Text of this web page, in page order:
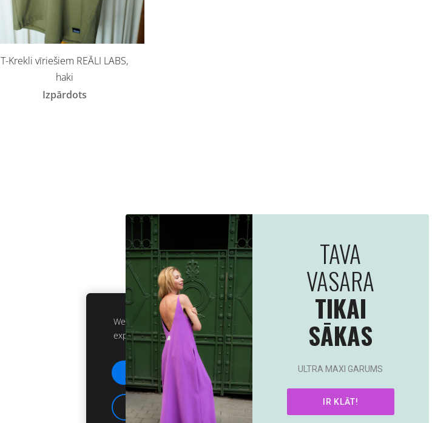
T-Krekli vīriešiem REĀLI LABS,
haki
Izpārdots
We use cookies to deliver services, for marketing and to improve your
experience. Customize
Accept all
Accept only essential